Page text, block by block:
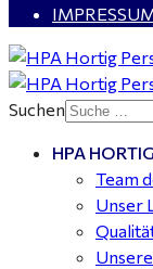
Dessau-
Koch (m/w/d)
Suchen
HPA HORTIG
Team
Unser